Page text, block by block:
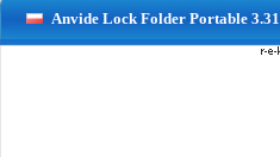
Anvide Lock Folder Portable 3.31